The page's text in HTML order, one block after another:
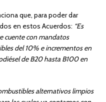
que, para poder dar
en estos Acuerdos: “Es
cuente con mandatos
del 10% e incrementos en
de B20 hasta B100 en
alternativos limpios